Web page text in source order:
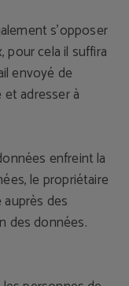
s'opposer
pour cela il suffira
envoyé de
adresser à
enfreint la
le propriétaire
des
des données.